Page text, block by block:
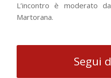
L’incontro è moderato
Martorana.
Segui